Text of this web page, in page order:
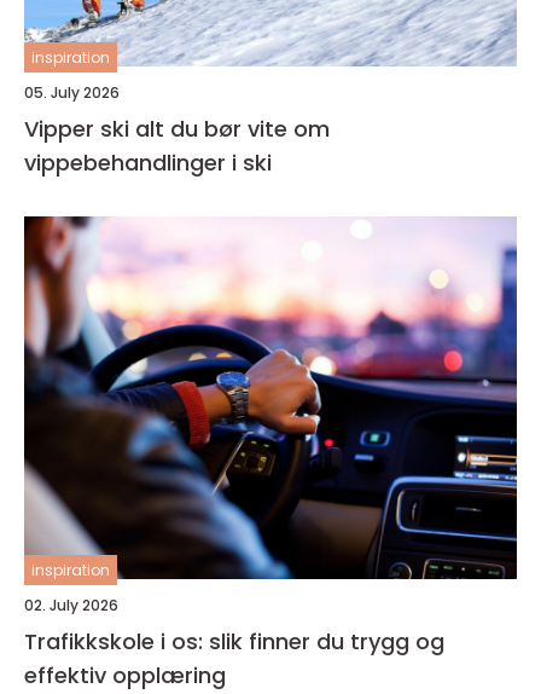
inspiration
05. July 2026
Vipper ski alt du bør vite om
vippebehandlinger i ski
inspiration
02. July 2026
Trafikkskole i os: slik finner du trygg og
effektiv opplæring